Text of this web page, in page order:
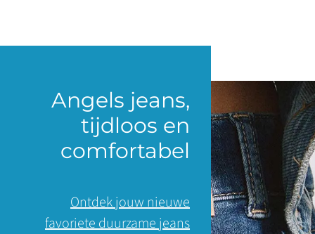
Angels jeans,
tijdloos en
comfortabel
Ontdek jouw nieuwe
favoriete duurzame jeans